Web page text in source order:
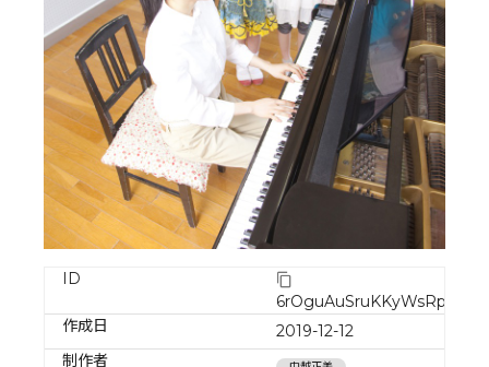
ID
6rOguAuSruKKyWsRptq2
作成日
2019-12-12
制作者